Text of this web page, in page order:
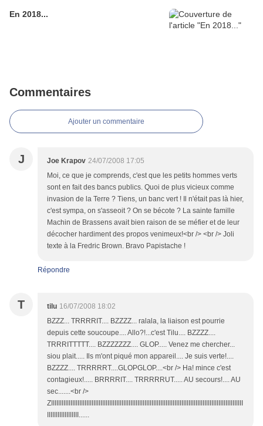
En 2018...
Commentaires
Ajouter un commentaire
J Joe Krapov 24/07/2008 17:05
Moi, ce que je comprends, c'est que les petits hommes verts
sont en fait des bancs publics. Quoi de plus vicieux comme
invasion de la Terre ? Tiens, un banc vert ! Il n'était pas là hier,
c'est sympa, on s'asseoit ? On se bécote ? La sainte famille
Machin de Brassens avait bien raison de se méfier et de leur
décocher hardiment des propos venimeux!<br /> <br /> Joli
texte à la Fredric Brown. Bravo Papistache !
Répondre
T tilu 16/07/2008 18:02
BZZZ... TRRRRIT.... BZZZZ... ralala, la liaison est pourrie
depuis cette soucoupe.... Allo?!...c'est Tilu.... BZZZZ....
TRRRITTTTT.... BZZZZZZZ.... GLOP..... Venez me chercher...
siou plait..... Ils m'ont piqué mon appareil.... Je suis verte!....
BZZZZ.... TRRRRRT....GLOPGLOP....<br /> Ha! mince c'est
contagieux!..... BRRRRIT.... TRRRRRUT..... AU secours!.... AU
sec.......<br />
ZIIIIIIIIIIIIIIIIIIIIIIIIIIIIIIIIIIIIIIIIIIIIIIIIIIIIIIIIIIIIIIIIIIIIIIIIIIIIIIIIIIIIIIIIIIIIIIIIIIIIIIIIIIIII
IIIIIIIIIIIIIIIIII......